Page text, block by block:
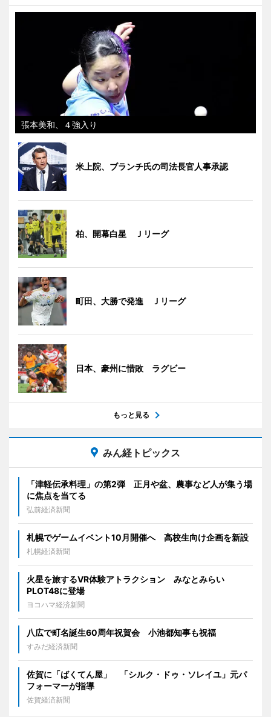
張本美和、４強入り
米上院、ブランチ氏の司法長官人事承認
柏、開幕白星 Ｊリーグ
町田、大勝で発進 Ｊリーグ
日本、豪州に惜敗 ラグビー
もっと見る
みん経トピックス
「津軽伝承料理」の第2弾 正月や盆、農事など人が集う場
に焦点を当てる
弘前経済新聞
札幌でゲームイベント10月開催へ 高校生向け企画を新設
札幌経済新聞
火星を旅するVR体験アトラクション みなとみらい
PLOT48に登場
ヨコハマ経済新聞
八広で町名誕生60周年祝賀会 小池都知事も祝福
すみだ経済新聞
佐賀に「ばくてん屋」 「シルク・ドゥ・ソレイユ」元パ
フォーマーが指導
佐賀経済新聞